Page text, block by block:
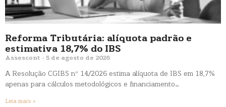
Reforma Tributária: alíquota padrão e
estimativa 18,7% do IBS
Assescont 5 de agosto de 2026
A Resolução CGIBS nº 14/2026 estima alíquota de IBS em 18,7%
apenas para cálculos metodológicos e financiamento…
Leia mais »